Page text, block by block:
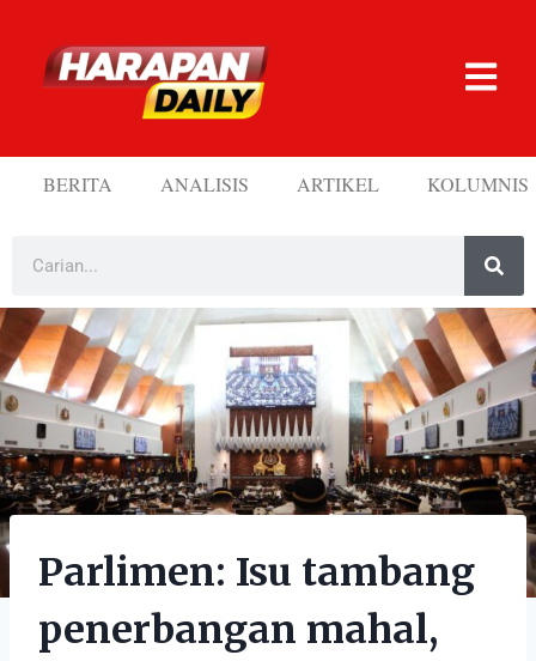
BERITA ANALISIS ARTIKEL KOLUMNIS
Parlimen: Isu tambang
penerbangan mahal,